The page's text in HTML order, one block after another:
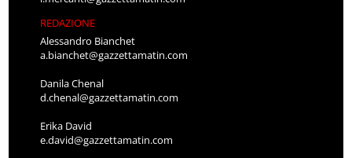
REDAZIONE
Alessandro Bianchet
a.bianchet@gazzettamatin.com
Danila Chenal
d.chenal@gazzettamatin.com
Erika David
e.david@gazzettamatin.com